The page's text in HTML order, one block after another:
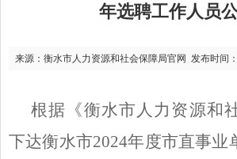
年选聘工作人员
来源：衡水市人力资源和社会保障局官网 发布时间
根据《衡水市人力资源和
下达衡水市2024年度市直事业